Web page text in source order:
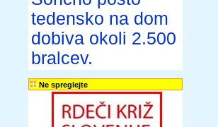
tedensko na dom
dobiva okoli 2.500
bralcev.
Ne spreglejte